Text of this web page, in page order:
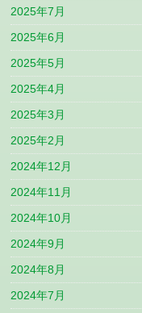
2025年7月
2025年6月
2025年5月
2025年4月
2025年3月
2025年2月
2024年12月
2024年11月
2024年10月
2024年9月
2024年8月
2024年7月